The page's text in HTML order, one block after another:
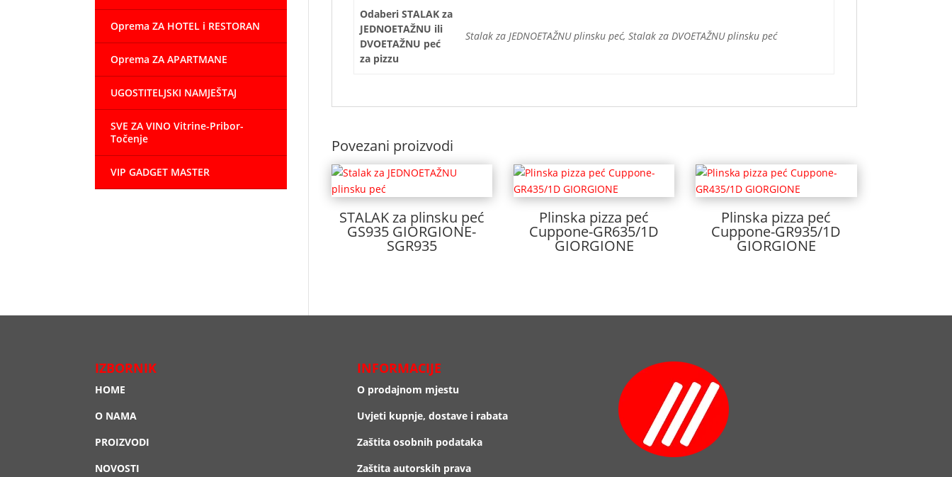
Odaberi STALAK za
JEDNOETAŽNU ili
DVOETAŽNU peć
za pizzu
Stalak za JEDNOETAŽNU plinsku peć, Stalak za DVOETAŽNU plinsku peć
Povezani proizvodi
STALAK za plinsku peć
GS935 GIORGIONE-
SGR935
Plinska pizza peć
Cuppone-GR635/1D
GIORGIONE
Plinska pizza peć
Cuppone-GR935/1D
GIORGIONE
Oprema ZA HOTEL i RESTORAN
Oprema ZA APARTMANE
UGOSTITELJSKI NAMJEŠTAJ
SVE ZA VINO Vitrine-Pribor-
Točenje
VIP GADGET MASTER
IZBORNIK
HOME
O NAMA
PROIZVODI
NOVOSTI
INFORMACIJE
O prodajnom mjestu
Uvjeti kupnje, dostave i rabata
Zaštita osobnih podataka
Zaštita autorskih prava